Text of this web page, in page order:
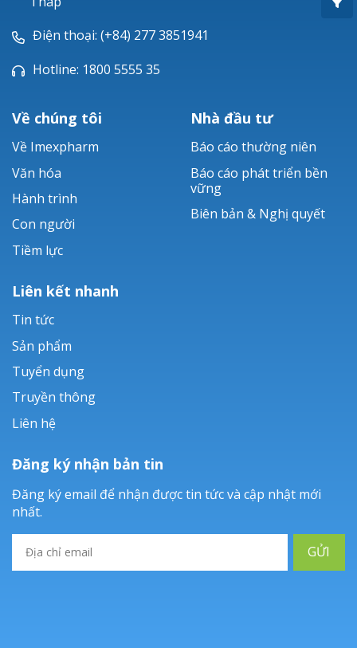
Ticarlinat®
Zobacta®
Bacsulfo®
Điện thoại: (+84) 277 3851941
Hotline: 1800 5555 35
Về chúng tôi
Về Imexpharm
Văn hóa
Hành trình
Con người
Tiềm lực
Nhà đầu tư
Báo cáo thường niên
Báo cáo phát triển bền
vững
Biên bản & Nghị quyết
Liên kết nhanh
Tin tức
Sản phẩm
Tuyển dụng
Truyền thông
Liên hệ
Đăng ký nhận bản tin
Đăng ký email để nhận được tin tức và cập nhật mới
nhất.
GỬI